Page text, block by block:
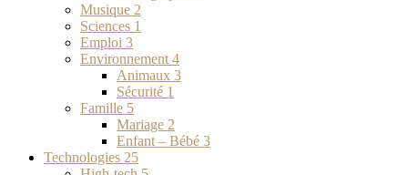
Musique 2
Sciences 1
Emploi 3
Environnement 4
Animaux 3
Sécurité 1
Famille 5
Mariage 2
Enfant – Bébé 3
Technologies 25